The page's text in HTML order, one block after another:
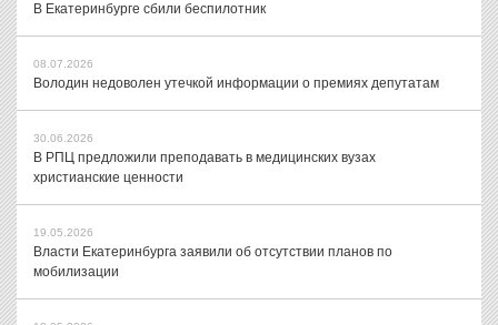
В Екатеринбурге сбили беспилотник
08.07.2026
Володин недоволен утечкой информации о премиях депутатам
30.06.2026
В РПЦ предложили преподавать в медицинских вузах
христианские ценности
19.05.2026
Власти Екатеринбурга заявили об отсутствии планов по
мобилизации